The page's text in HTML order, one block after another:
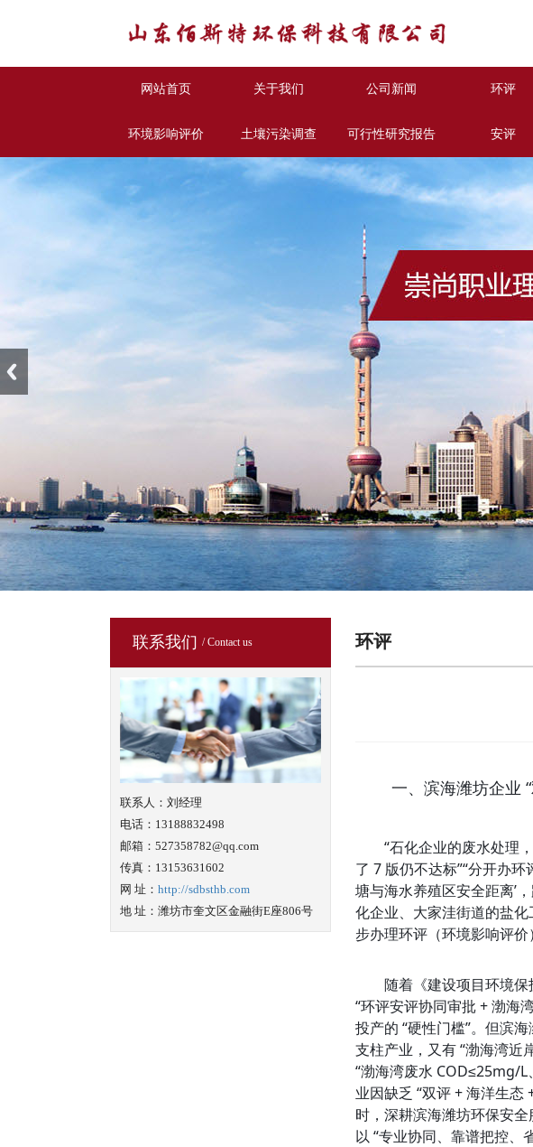
网站首页 关于我们 公司新闻 环评
环境影响评价 土壤污染调查 可行性研究报告 安评
联系我们 / Contact us
联系人：刘经理
电话：13188832498
邮箱：527358782@qq.com
传真：13153631602
网 址： http://sdbsthb.com
地 址：潍坊市奎文区金融街E座806号
环评
一、滨海潍坊企业
“石化企业的废水处理
了 7 版仍不达标”“分开办
塘与海水养殖区安全距离’
化企业、大家洼街道的盐
步办理环评（环境影响评价
随着《建设项目环境
“环评安评协同审批 + 渤海
投产的 “硬性门槛”。但滨
支柱产业，又有 “渤海湾近
“渤海湾废水 COD≤25mg/
业因缺乏 “双评 + 海洋生态
时，深耕滨海潍坊环保安全
以 “专业协同、靠谱把控、